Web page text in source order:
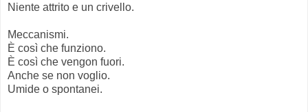
Niente attrito e un crivello.
Meccanismi.
È così che funziono.
È così che vengon fuori.
Anche se non voglio.
Umide o spontanei.